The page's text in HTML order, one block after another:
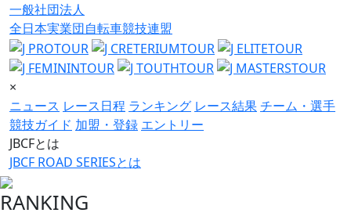
一般社団法人
全日本実業団自転車競技連盟
×
ニュース レース日程 ランキング レース結果チーム・選手
競技ガイド 加盟・登録 エントリー
JBCFとは
JBCF ROAD SERIESとは
RANKING